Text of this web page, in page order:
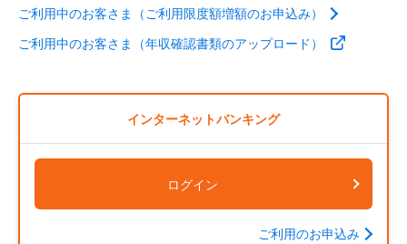
ご利用中のお客さま（ご利用限度額増額のお申込み）
ご利用中のお客さま（年収確認書類のアップロード）
インターネットバンキング
ログイン
ご利用のお申込み